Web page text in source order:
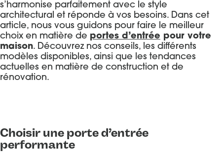
s’harmonise parfaitement avec le style
architectural et réponde à vos besoins. Dans cet
article, nous vous guidons pour faire le meilleur
choix en matière de portes d’entrée pour votre
maison. Découvrez nos conseils, les différents
modèles disponibles, ainsi que les tendances
actuelles en matière de construction et de
rénovation.
Choisir une porte d’entrée
performante